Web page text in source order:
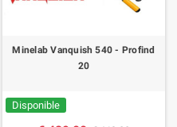
Minelab Vanquish 540 - Profind
20
Disponible